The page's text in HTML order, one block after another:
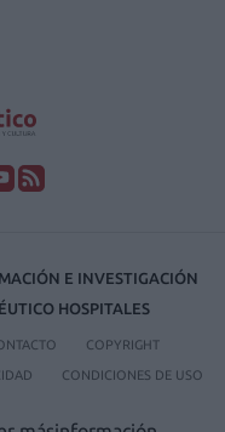
E INVESTIGACIÓN
HOSPITALES
COPYRIGHT
CONDICIONES DE USO